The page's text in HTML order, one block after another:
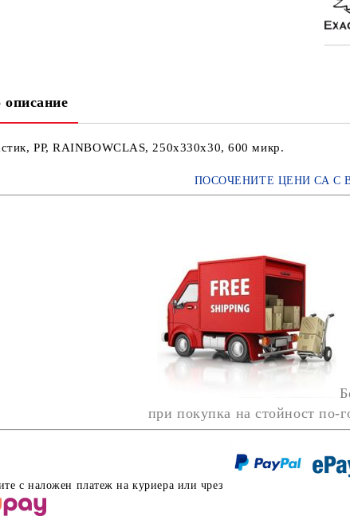
описание
PР, RAINBOWCLAS, 250x330x30, 600 микр.
ПОСОЧЕНИТЕ ЦЕНИ СА С
при покупка на стойност по-
с наложен платеж на куриера или чрез